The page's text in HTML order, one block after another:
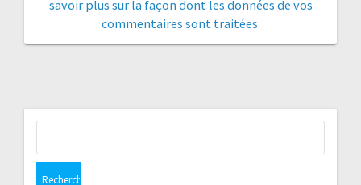
savoir plus sur la façon dont les données de vos
commentaires sont traitées.